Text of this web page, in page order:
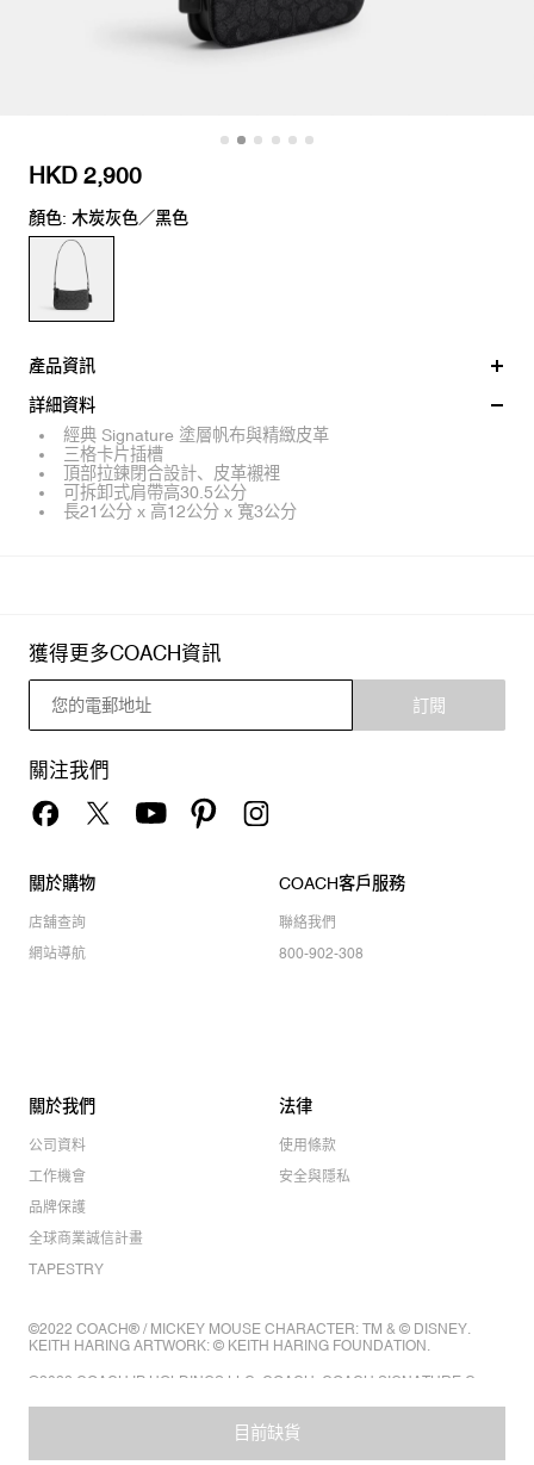
HKD 2,900
顏色: 木炭灰色／黑色
產品資訊
詳細資料
經典 Signature 塗層帆布與精緻皮革
三格卡片插槽
頂部拉鍊閉合設計、皮革襯裡
可拆卸式肩帶高30.5公分
長21公分 x 高12公分 x 寬3公分
目前缺貨
獲得更多COACH資訊
訂閱
關注我們
關於購物
店舖查詢
網站導航
COACH客戶服務
聯絡我們
800-902-308
關於我們
公司資料
工作機會
品牌保護
全球商業誠信計畫
TAPESTRY
法律
使用條款
安全與隱私
©2022 COACH® / MICKEY MOUSE CHARACTER: TM & © DISNEY.
KEITH HARING ARTWORK: © KEITH HARING FOUNDATION.
©2022 COACH IP HOLDINGS LLC. COACH, COACH SIGNATURE C